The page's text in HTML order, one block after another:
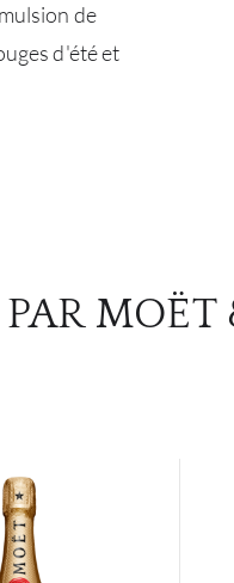
de
d'été et